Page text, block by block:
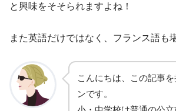
と興味をそそられますよね！
また英語だけではなく、フランス語も
こんにちは、この記事
ンです。